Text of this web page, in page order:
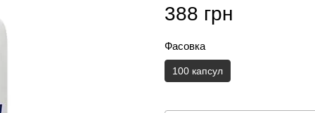
388 грн
Фасовка
100 капсул